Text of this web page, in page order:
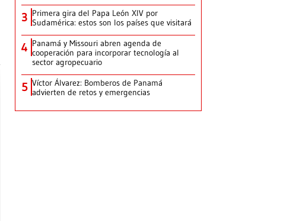
3 Primera gira del Papa León XIV por
Sudamérica: estos son los países que visitará
4 Panamá y Missouri abren agenda de
cooperación para incorporar tecnología al
sector agropecuario
5 Víctor Álvarez: Bomberos de Panamá
advierten de retos y emergencias